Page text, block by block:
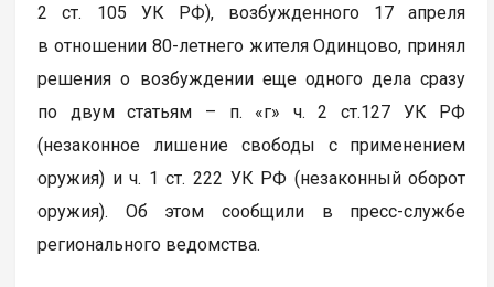
2 ст. 105 УК РФ), возбужденного 17 апреля
в отношении 80-летнего жителя Одинцово, принял
решения о возбуждении еще одного дела сразу
по двум статьям – п. «г» ч. 2 ст.127 УК РФ
(незаконное лишение свободы с применением
оружия) и ч. 1 ст. 222 УК РФ (незаконный оборот
оружия). Об этом сообщили в пресс-службе
регионального ведомства.